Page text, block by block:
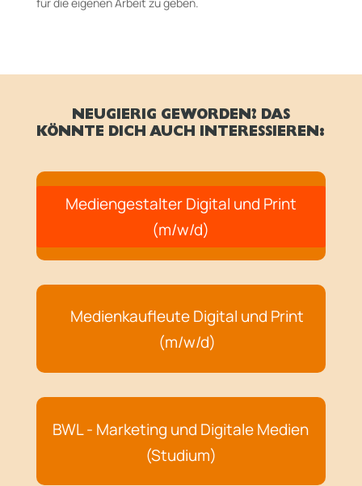
NEUGIERIG GEWORDEN? DAS
KÖNNTE DICH AUCH INTERESSIEREN:
Mediengestalter Digital und Print
(m/w/d)
Medienkaufleute Digital und Print
(m/w/d)
BWL - Marketing und Digitale Medien
(Studium)